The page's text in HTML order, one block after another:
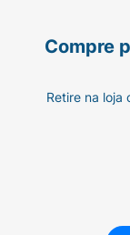
Compre
Retire na loja